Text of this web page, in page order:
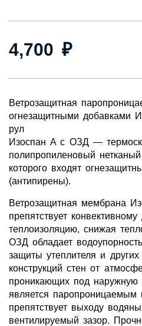
4,700 ₽
Ветрозащитная
огнезащитными добавками
рул
Изоспан A с ОЗД —
полипропиленовый
которого входят
(антипирены).
Ветрозащитная мембрана
препятствует
теплоизоляцию, снижая
ОЗД обладает
защиты утеплителя и
конструкций стен от
проникающих под наружную
является
препятствует выходу
вентилируемый зазор.